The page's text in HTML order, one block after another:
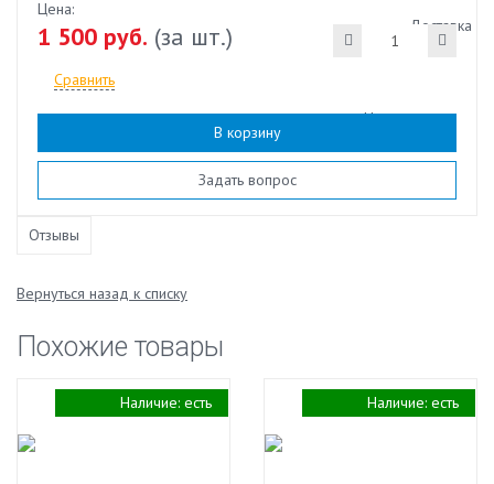
Наличие:есть
Доставка
Цена:
1 500 руб. (за шт.)
Сравнить
В корзину
Задать вопрос
Отзывы
Вернуться назад к списку
Похожие товары
Наличие: есть Наличие: есть